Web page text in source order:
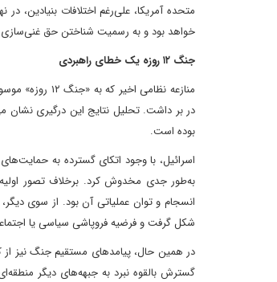
متحده آمریکا، علی‌رغم اختلافات بنیادین،
خواهد بود و به رسمیت شناختن حق غنی‌سازی
جنگ ۱۲ روزه یک خطای راهبردی
منازعه
در بر داشت. تحلیل نتایج این درگیری نشان
بوده است.
اسرائیل، با وجود اتکای گسترده به
به‌طور جدی مخدوش کرد. برخلاف تصور
انسجام و توان عملیاتی آن بود. از سوی
شکل گرفت و فرضیه فروپاشی سیاسی یا
در همین حال، پیامدهای مستقیم جنگ نیز
گسترش بالقوه نبرد به جبهه‌های دیگر